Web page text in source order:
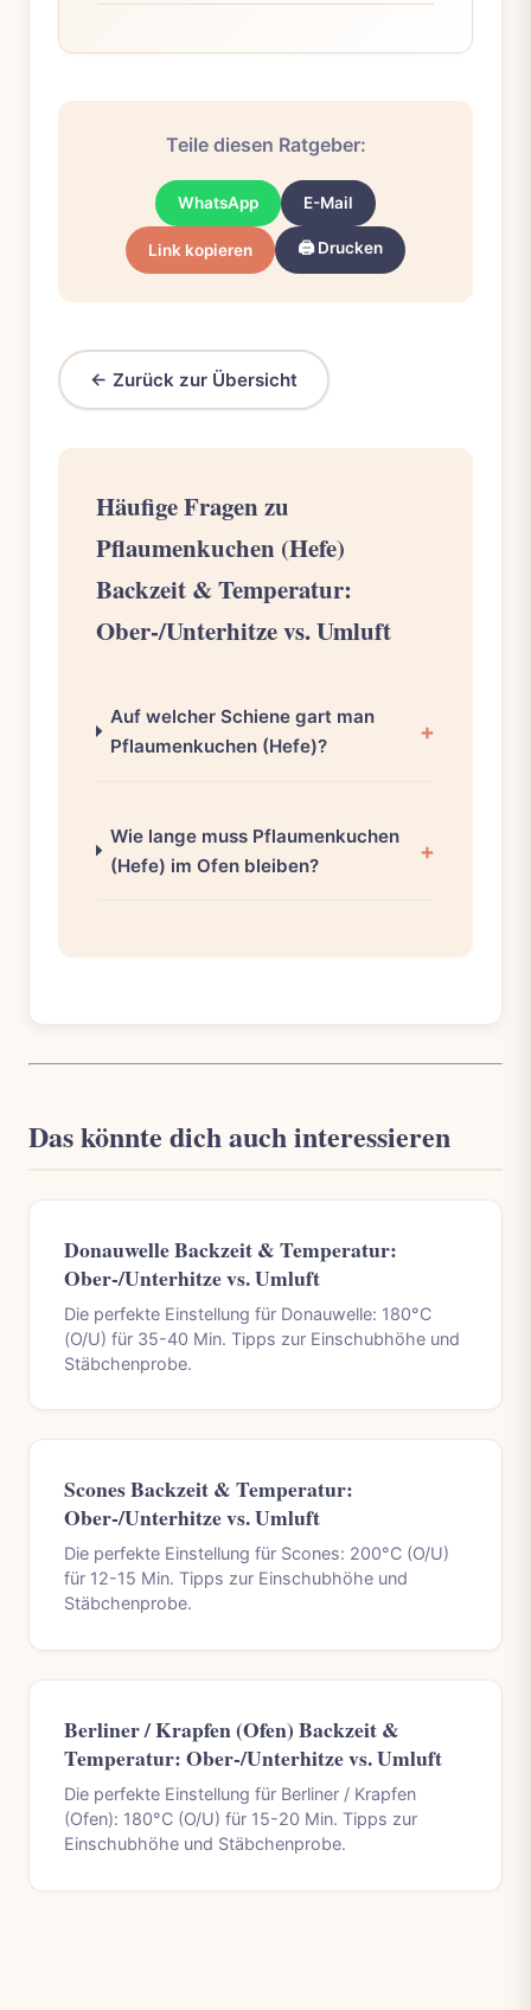
Teile diesen Ratgeber:
WhatsApp E-Mail
Link kopieren 🖨️ Drucken
← Zurück zur Übersicht
Häufige Fragen zu
Pflaumenkuchen (Hefe)
Backzeit & Temperatur:
Ober-/Unterhitze vs. Umluft
Auf welcher Schiene gart man
Pflaumenkuchen (Hefe)?
Wie lange muss Pflaumenkuchen
(Hefe) im Ofen bleiben?
Das könnte dich auch interessieren
Donauwelle Backzeit & Temperatur:
Ober-/Unterhitze vs. Umluft
Die perfekte Einstellung für Donauwelle: 180°C
(O/U) für 35-40 Min. Tipps zur Einschubhöhe und
Stäbchenprobe.
Scones Backzeit & Temperatur:
Ober-/Unterhitze vs. Umluft
Die perfekte Einstellung für Scones: 200°C (O/U)
für 12-15 Min. Tipps zur Einschubhöhe und
Stäbchenprobe.
Berliner / Krapfen (Ofen) Backzeit &
Temperatur: Ober-/Unterhitze vs. Umluft
Die perfekte Einstellung für Berliner / Krapfen
(Ofen): 180°C (O/U) für 15-20 Min. Tipps zur
Einschubhöhe und Stäbchenprobe.